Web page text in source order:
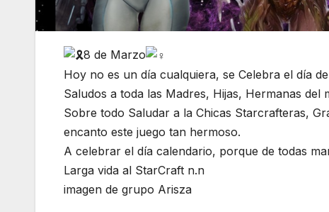
8 de Marzo
Hoy no es un día cualquiera, se Celebra el día
Saludos a toda las Madres, Hijas, Hermanas del
Sobre todo Saludar a la Chicas Starcrafteras,
encanto este juego tan hermoso.
A celebrar el día calendario, porque de todas
Larga vida al StarCraft n.n
imagen de grupo Arisza